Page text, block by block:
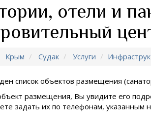
отели и
Крым Судак Услуги
список объектов размещения
размещения, Вы увидите его
задать их по телефонам, указанным